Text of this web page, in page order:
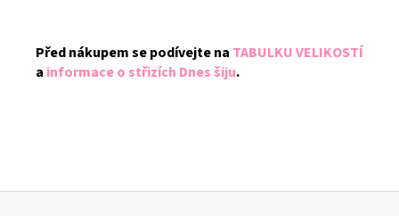
Před nákupem se podívejte na TABULKU VELIKOSTÍ
a informace o střizích Dnes šiju.
Z